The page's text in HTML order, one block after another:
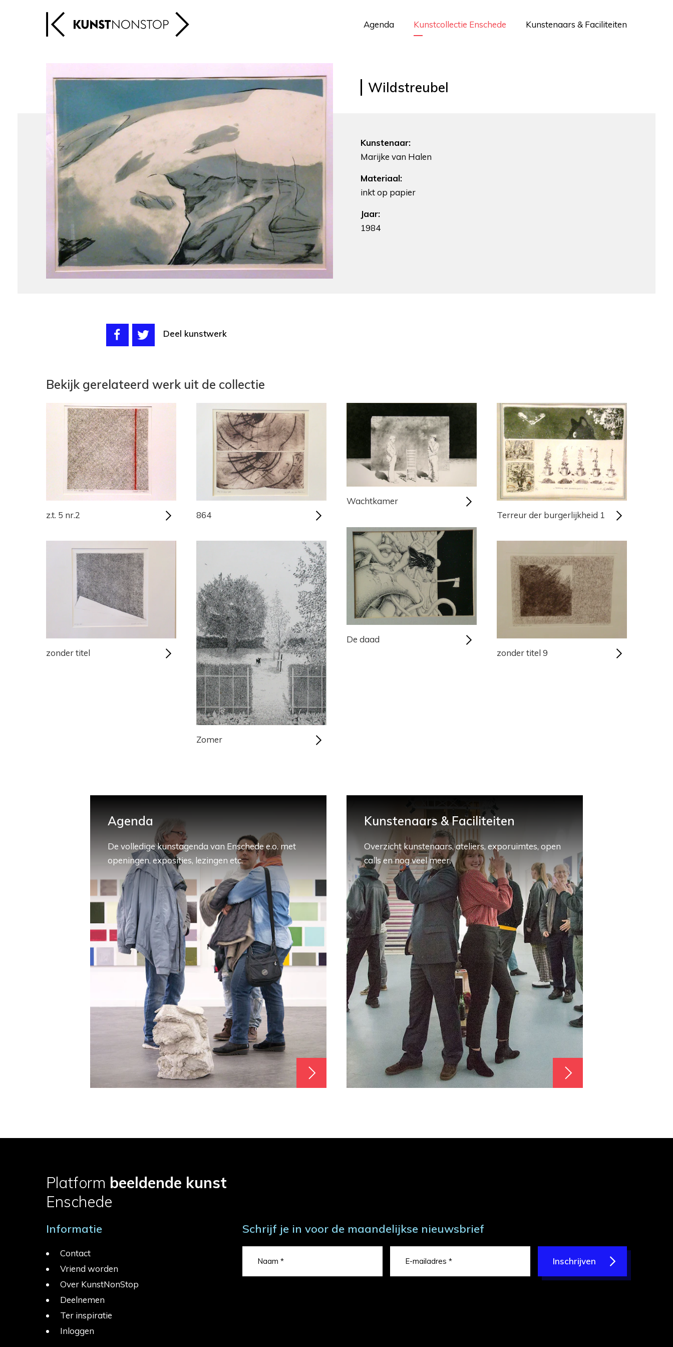
Agenda Kunstcollectie Enschede Kunstenaars & Faciliteiten
Wildstreubel
Kunstenaar:
Marijke van Halen
Materiaal:
inkt op papier
Jaar:
1984
Deel kunstwerk
Bekijk gerelateerd werk uit de collectie
z.t. 5 nr.2 864
Wachtkamer
Terreur der burgerlijkheid 1
zonder titel
Zomer
De daad
zonder titel 9
Agenda
De volledige kunstagenda van Enschede e.o. met
openingen, exposities, lezingen etc.
Kunstenaars & Faciliteiten
Overzicht kunstenaars, ateliers, exporuimtes, open
calls en nog veel meer.
Platform beeldende kunst
Enschede
Informatie
Contact
Vriend worden
Over KunstNonStop
Deelnemen
Ter inspiratie
Inloggen
Schrijf je in voor de maandelijkse nieuwsbrief
Inschrijven